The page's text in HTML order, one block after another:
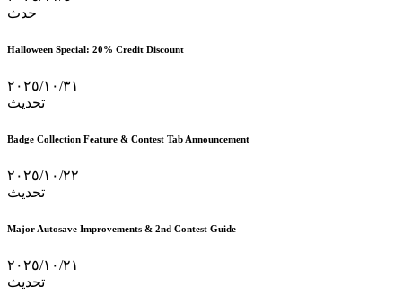
حدث
Halloween Special: 20% Credit Discount
٣١‏/١٠‏/٢٠٢٥
تحديث
Badge Collection Feature & Contest Tab Announcement
٢٢‏/١٠‏/٢٠٢٥
تحديث
Major Autosave Improvements & 2nd Contest Guide
٢١‏/١٠‏/٢٠٢٥
تحديث